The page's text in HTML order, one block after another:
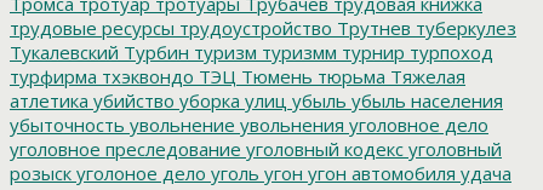
трудовые ресурсы трудоустройство Трутнев туберкулез
Тукалевский Турбин туризм туризмм турнир турпоход
турфирма тхэквондо ТЭЦ Тюмень тюрьма Тяжелая
атлетика убийство уборка улиц убыль убыль населения
убыточность увольнение увольнения уголовное дело
уголовное преследование уголовный кодекс уголовный
розыск уголоное дело уголь угон угон автомобиля удача